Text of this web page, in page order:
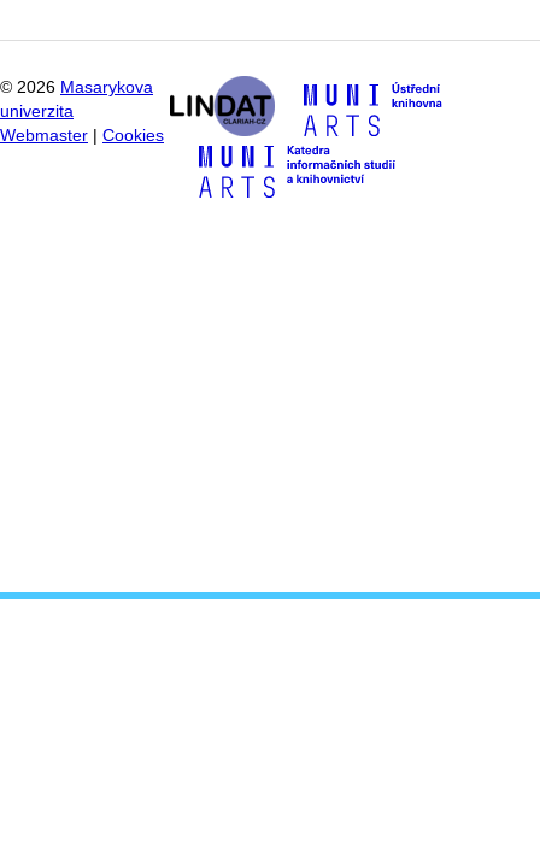
© 2026 Masarykova
univerzita
Webmaster
Cookies